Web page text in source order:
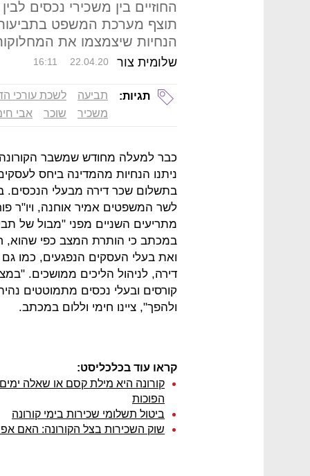
החוזיים בין משכירי נכסים
תוצף מערכת המשפט
הנחיות שיצמצמו את
שלומית צור 16:11 22.04.20
תגיות: תביעה לשכת עורכי
משכיר
שוכר אבי
כבר למעלה מחודש שמשבר
ניתנו הנחיות מהמדינה ביחס
בתשלום שכר דירה מבעלי הנכסים.
לשר המשפטים אמיר אוחנה, ויו"ר
מתריעים השניים מפני "מבול של
במכתב כי הותרת המצב כפי
ואת בעלי העסקים הנפגעים, כמו
דירה, לניהול הליכים ממושכים.
קורסים ובעלי נכסים מתמוטטים
ולהפך", ציינו חימי וללום במכתב.
קראו עוד בכלכליסט:
קורונה היא מילת קסם או שאלה
הפוכות
ביטול תשלומי שכירות בימי קורונה
שוק השכירות בצל הקורונה: האם